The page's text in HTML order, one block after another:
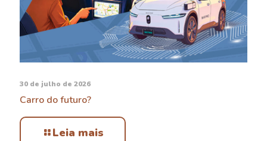
30 de julho de 2026
Carro do futuro?
Leia mais